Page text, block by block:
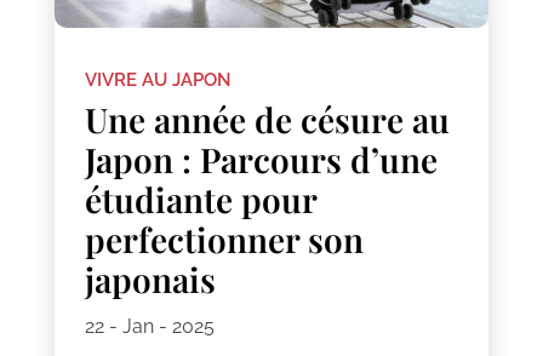
VIVRE AU JAPON
Une année de césure au
Japon : Parcours d’une
étudiante pour
perfectionner son
japonais
22 - Jan - 2025